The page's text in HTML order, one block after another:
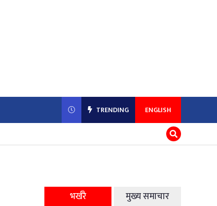
TRENDING ENGLISH
भर्खरै मुख्य समाचार